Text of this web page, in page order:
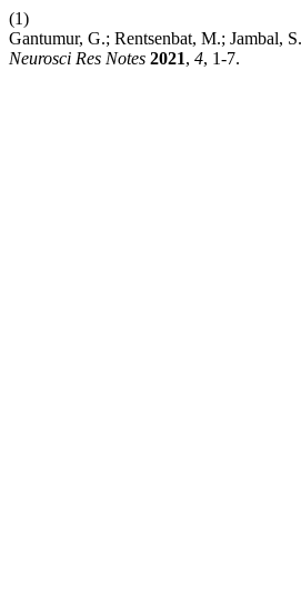
(1)
Gantumur, G.; Rentsenbat, M.; Jambal,
Neurosci Res Notes 2021, 4, 1-7.